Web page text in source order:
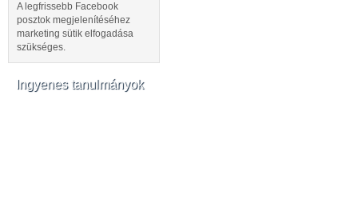
A legfrissebb Facebook
posztok megjelenítéséhez
marketing sütik elfogadása
szükséges.
Ingyenes tanulmányok